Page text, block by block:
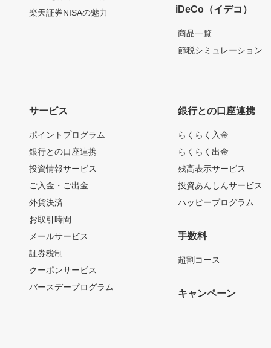
楽天証券NISAの魅力
iDeCo（イデコ）
商品一覧
節税シミュレーション
サービス
ポイントプログラム
銀行との口座連携
投資情報サービス
ご入金・ご出金
外貨決済
お取引時間
メールサービス
証券税制
クーポンサービス
バースデープログラム
銀行との口座連携
らくらく入金
らくらく出金
残高表示サービス
投資あんしんサービス
ハッピープログラム
手数料
超割コース
キャンペーン